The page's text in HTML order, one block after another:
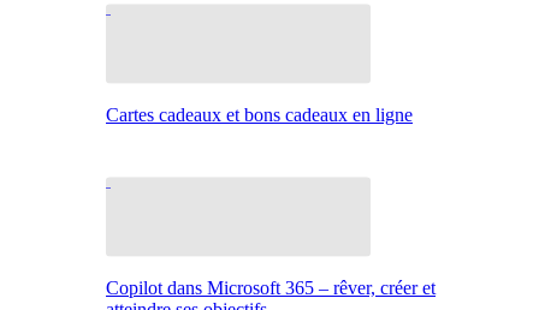
Cartes cadeaux et bons cadeaux en ligne
Copilot dans Microsoft 365 – rêver, créer et